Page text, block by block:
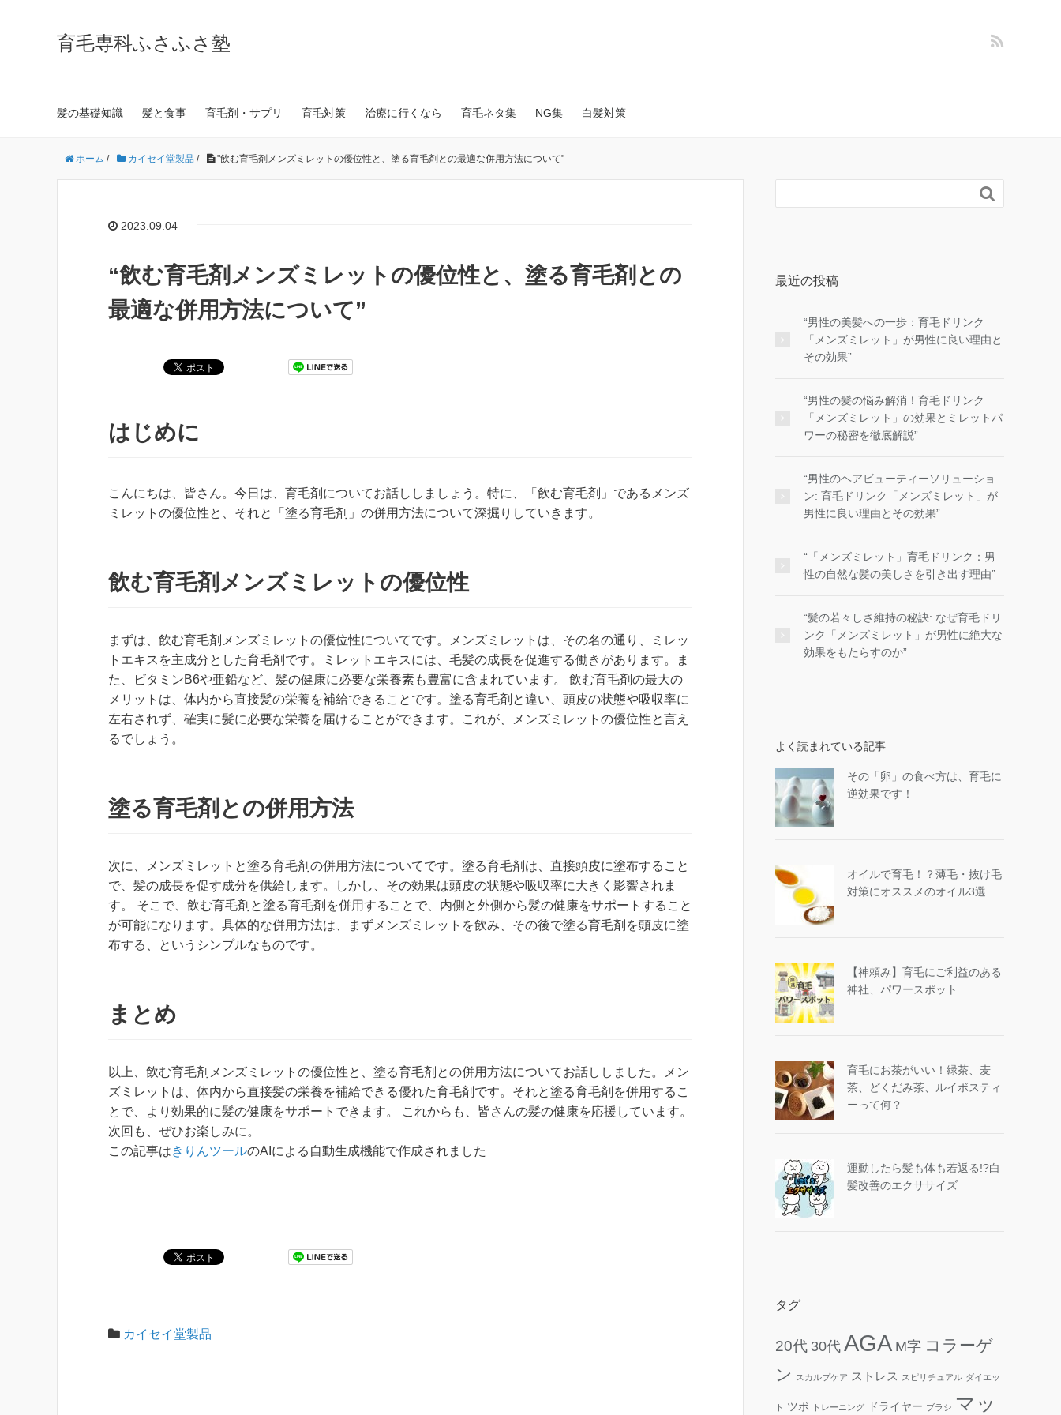
育毛専科ふさふさ塾
髪の基礎知識 髪と食事 育毛剤・サプリ 育毛対策 治療に行くなら 育毛ネタ集 NG集 白髪対策
ホーム / カイセイ堂製品 / "飲む育毛剤メンズミレットの優位性と、塗る育毛剤との最適な併用方法について"
2023.09.04
“飲む育毛剤メンズミレットの優位性と、塗る育毛剤との
最適な併用方法について”
はじめに
こんにちは、皆さん。今日は、育毛剤についてお話ししましょう。特に、「飲む育毛剤」であるメンズ
ミレットの優位性と、それと「塗る育毛剤」の併用方法について深掘りしていきます。
飲む育毛剤メンズミレットの優位性
まずは、飲む育毛剤メンズミレットの優位性についてです。メンズミレットは、その名の通り、ミレッ
トエキスを主成分とした育毛剤です。ミレットエキスには、毛髪の成長を促進する働きがあります。ま
た、ビタミンB6や亜鉛など、髪の健康に必要な栄養素も豊富に含まれています。 飲む育毛剤の最大の
メリットは、体内から直接髪の栄養を補給できることです。塗る育毛剤と違い、頭皮の状態や吸収率に
左右されず、確実に髪に必要な栄養を届けることができます。これが、メンズミレットの優位性と言え
るでしょう。
塗る育毛剤との併用方法
次に、メンズミレットと塗る育毛剤の併用方法についてです。塗る育毛剤は、直接頭皮に塗布すること
で、髪の成長を促す成分を供給します。しかし、その効果は頭皮の状態や吸収率に大きく影響されま
す。 そこで、飲む育毛剤と塗る育毛剤を併用することで、内側と外側から髪の健康をサポートすること
が可能になります。具体的な併用方法は、まずメンズミレットを飲み、その後で塗る育毛剤を頭皮に塗
布する、というシンプルなものです。
まとめ
以上、飲む育毛剤メンズミレットの優位性と、塗る育毛剤との併用方法についてお話ししました。メン
ズミレットは、体内から直接髪の栄養を補給できる優れた育毛剤です。それと塗る育毛剤を併用するこ
とで、より効果的に髪の健康をサポートできます。 これからも、皆さんの髪の健康を応援しています。
次回も、ぜひお楽しみに。
この記事はきりんツールのAIによる自動生成機能で作成されました
カイセイ堂製品

最近の投稿
“男性の美髪への一歩：育毛ドリンク
「メンズミレット」が男性に良い理由と
その効果”
“男性の髪の悩み解消！育毛ドリンク
「メンズミレット」の効果とミレットパ
ワーの秘密を徹底解説”
“男性のヘアビューティーソリューショ
ン: 育毛ドリンク「メンズミレット」が
男性に良い理由とその効果”
“「メンズミレット」育毛ドリンク：男
性の自然な髪の美しさを引き出す理由”
“髪の若々しさ維持の秘訣: なぜ育毛ドリ
ンク「メンズミレット」が男性に絶大な
効果をもたらすのか”
よく読まれている記事
その「卵」の食べ方は、育毛に
逆効果です！
オイルで育毛！？薄毛・抜け毛
対策にオススメのオイル3選
【神頼み】育毛にご利益のある
神社、パワースポット
育毛にお茶がいい！緑茶、麦
茶、どくだみ茶、ルイボスティ
ーって何？
運動したら髪も体も若返る!?白
髪改善のエクササイズ
タグ
20代 30代AGA M字 コラーゲ
ン
スカルプケア ストレス スピリチュアル ダイエッ
ト ツボ トレーニング ドライヤー ブラシ マッ